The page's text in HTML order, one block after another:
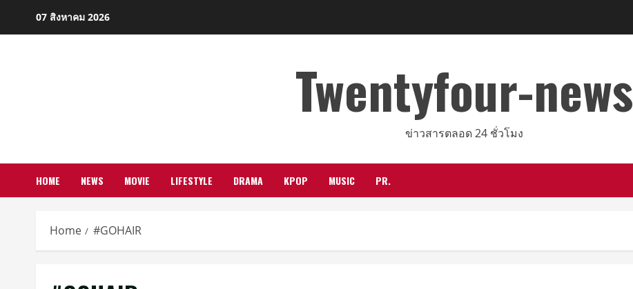
07 สิงหาคม 2026
Twentyfour-news
ข่าวสารตลอด 24 ชั่วโมง
HOME NEWS MOVIE LIFESTYLE DRAMA KPOP MUSIC PR.
Home #GOHAIR